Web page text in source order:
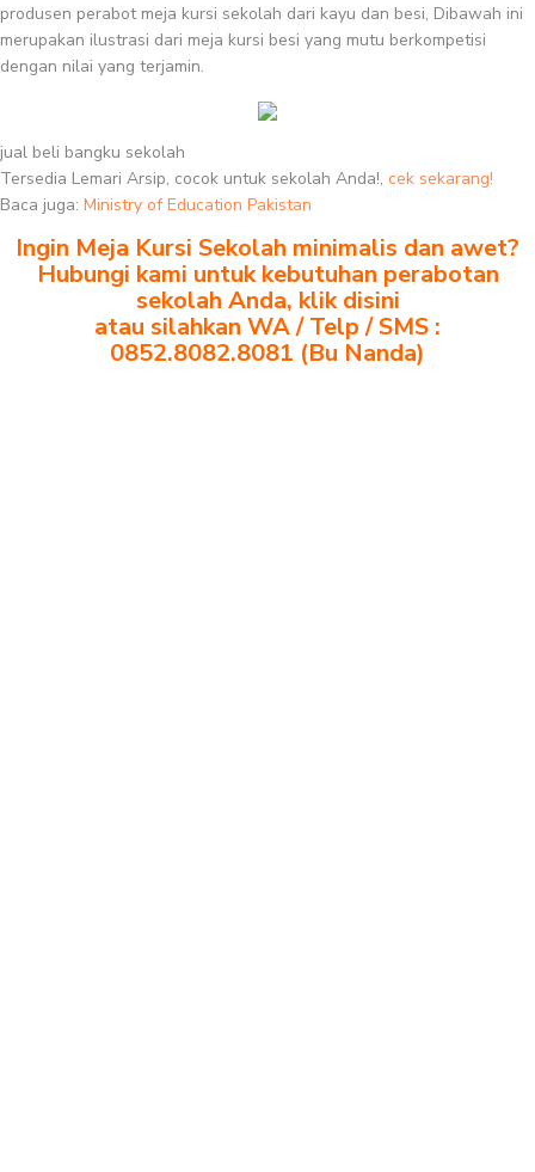
produsen perabot meja kursi sekolah dari kayu dan besi, Dibawah ini
merupakan ilustrasi dari meja kursi besi yang mutu berkompetisi
dengan nilai yang terjamin.
jual beli bangku sekolah
Tersedia Lemari Arsip, cocok untuk sekolah Anda!, cek sekarang!
Baca juga: Ministry of Education Pakistan
Ingin Meja Kursi Sekolah minimalis dan awet?
Hubungi kami untuk kebutuhan perabotan
sekolah Anda, klik disini
atau silahkan WA / Telp / SMS :
0852.8082.8081 (Bu Nanda)